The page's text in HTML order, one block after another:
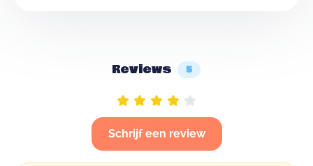
Reviews 5
Schrijf een review